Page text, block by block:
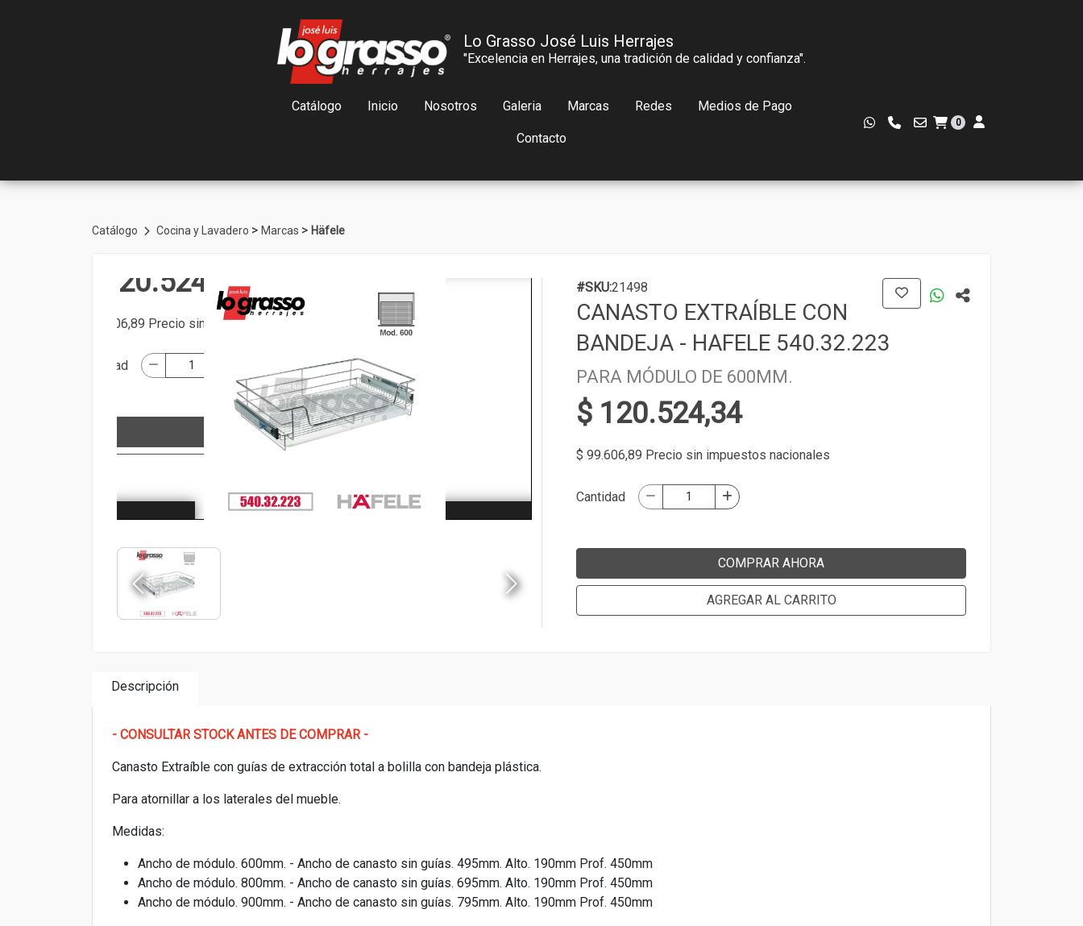
Lo Grasso José Luis Herrajes
"Excelencia en Herrajes, una tradición de calidad y confianza".
Catálogo Inicio Nosotros Galeria Marcas Redes Medios de Pago
Contacto
0
Catálogo Cocina y Lavadero > Marcas > Häfele
#SKU:21498
CANASTO EXTRAÍBLE CON
BANDEJA - HAFELE 540.32.223
PARA MÓDULO DE 600MM.
$ 120.524,34
$ 99.606,89 Precio sin impuestos nacionales
Cantidad
COMPRAR AHORA
AGREGAR AL CARRITO
Descripción
- CONSULTAR STOCK ANTES DE COMPRAR -
Canasto Extraíble con guías de extracción total a bolilla con bandeja plástica.
Para atornillar a los laterales del mueble.
Medidas:
Ancho de módulo. 600mm. - Ancho de canasto sin guías. 495mm. Alto. 190mm Prof. 450mm
Ancho de módulo. 800mm. - Ancho de canasto sin guías. 695mm. Alto. 190mm Prof. 450mm
Ancho de módulo. 900mm. - Ancho de canasto sin guías. 795mm. Alto. 190mm Prof. 450mm